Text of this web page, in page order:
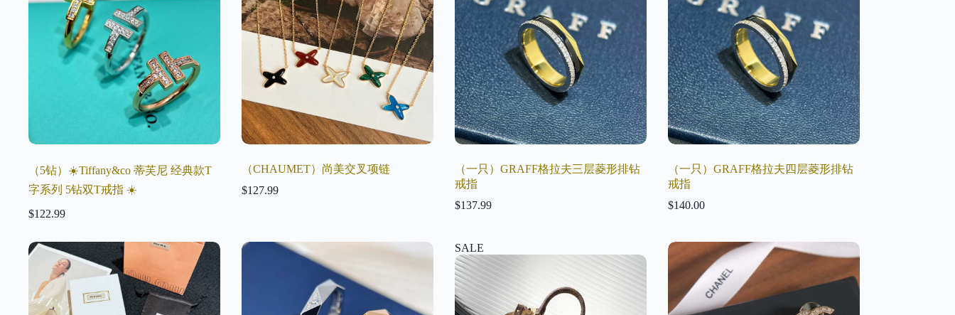
（5钻）☀️Tiffany&co 蒂芙尼 经典款T
字系列 5钻双T戒指 ☀️
$122.99
（CHAUMET）尚美交叉项链
$127.99
（一只）GRAFF格拉夫三层菱形排钻
戒指
$137.99
（一只）GRAFF格拉夫四层菱形排钻
戒指
$140.00
SALE